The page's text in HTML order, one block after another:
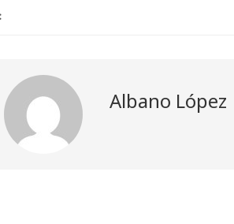
Albano López